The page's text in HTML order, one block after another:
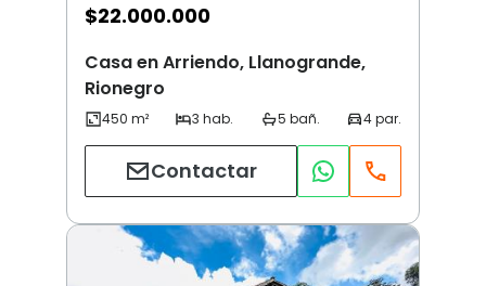
$22.000.000
Casa en Arriendo, Llanogrande,
Rionegro
Contactar